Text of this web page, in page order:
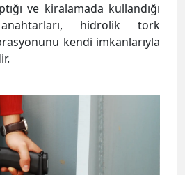
ve kiralamada kullandığı
hidrolik tork
kendi imkanlarıyla